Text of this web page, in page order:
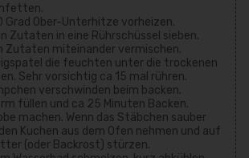
Grad Ober-Unterhitze vorheizen.
Zutaten in eine Rührschüssel sieben.
Zutaten miteinander vermischen.
die feuchten unter die trockenen
Sehr vorsichtig ca 15 mal rühren.
verschwinden beim backen.
füllen und ca 25 Minuten Backen.
machen. Wenn das Stäbchen sauber
Kuchen aus dem Ofen nehmen und auf
(oder Backrost) stürzen.